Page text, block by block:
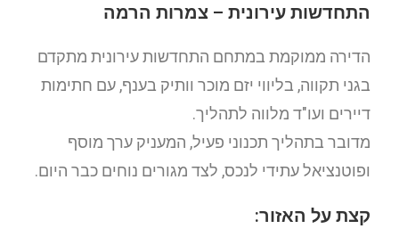
התחדשות עירונית – צמרות הרמה
הדירה ממוקמת במתחם התחדשות עירונית מתקדם
בגני תקווה, בליווי יזם מוכר וותיק בענף, עם חתימות
דיירים ועו"ד מלווה לתהליך.
מדובר בתהליך תכנוני פעיל, המעניק ערך מוסף
ופוטנציאל עתידי לנכס, לצד מגורים נוחים כבר היום.
קצת על האזור: